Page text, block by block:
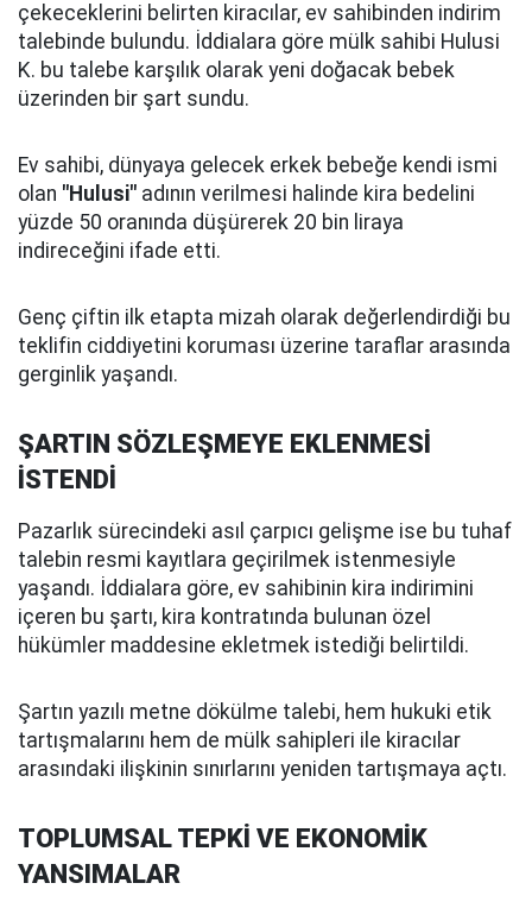
çekeceklerini belirten kiracılar, ev sahibinden indirim
talebinde bulundu. İddialara göre mülk sahibi Hulusi
K. bu talebe karşılık olarak yeni doğacak bebek
üzerinden bir şart sundu.
Ev sahibi, dünyaya gelecek erkek bebeğe kendi ismi
olan "Hulusi" adının verilmesi halinde kira bedelini
yüzde 50 oranında düşürerek 20 bin liraya
indireceğini ifade etti.
Genç çiftin ilk etapta mizah olarak değerlendirdiği bu
teklifin ciddiyetini koruması üzerine taraflar arasında
gerginlik yaşandı.
ŞARTIN SÖZLEŞMEYE EKLENMESİ
İSTENDİ
Pazarlık sürecindeki asıl çarpıcı gelişme ise bu tuhaf
talebin resmi kayıtlara geçirilmek istenmesiyle
yaşandı. İddialara göre, ev sahibinin kira indirimini
içeren bu şartı, kira kontratında bulunan özel
hükümler maddesine ekletmek istediği belirtildi.
Şartın yazılı metne dökülme talebi, hem hukuki etik
tartışmalarını hem de mülk sahipleri ile kiracılar
arasındaki ilişkinin sınırlarını yeniden tartışmaya açtı.
TOPLUMSAL TEPKİ VE EKONOMİK
YANSIMALAR